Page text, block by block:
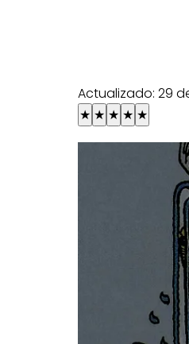
Actualizado: 29
★ ★ ★ ★ ★